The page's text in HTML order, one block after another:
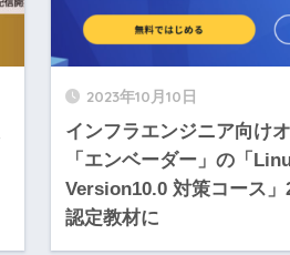
2023年10月10日
インフラエンジニア向け
「エンベーダー」の「
Version10.0 対策コース
認定教材に